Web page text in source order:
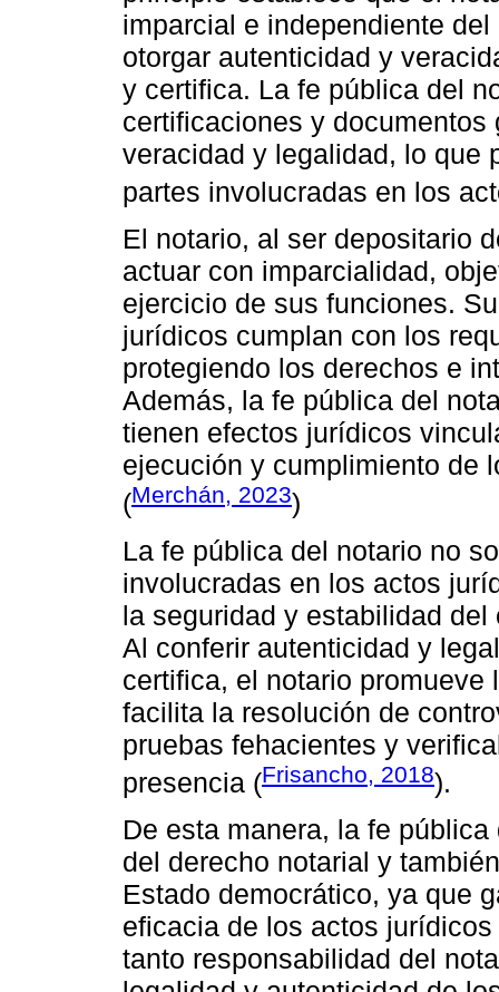
imparcial e independiente
otorgar autenticidad y
y certifica. La fe pública del
certificaciones y
veracidad y legalidad, lo que
partes involucradas en los
El notario, al ser depositario
actuar con imparcialidad,
ejercicio de sus funciones.
jurídicos cumplan con los
protegiendo los derechos e
Además, la fe pública del
tienen efectos jurídicos
ejecución y cumplimiento de
(Merchán, 2023)
La fe pública del notario no
involucradas en los actos
la seguridad y estabilidad
Al conferir autenticidad y
certifica, el notario
facilita la resolución de
pruebas fehacientes y
presencia (Frisancho, 2018).
De esta manera, la fe
del derecho notarial y
Estado democrático, ya que
eficacia de los actos
tanto responsabilidad del